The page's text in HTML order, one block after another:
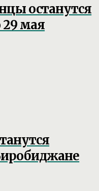
останутся
29 мая